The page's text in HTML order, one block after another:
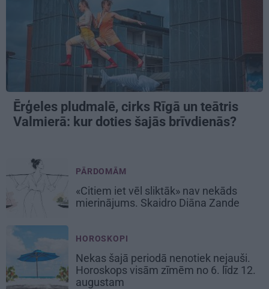
Ērģeles pludmalē, cirks Rīgā un teātris
Valmierā: kur doties šajās brīvdienās?
PĀRDOMĀM
«Citiem iet vēl sliktāk» nav nekāds
mierinājums. Skaidro Diāna Zande
HOROSKOPI
Nekas šajā periodā nenotiek nejauši.
Horoskops visām zīmēm no 6. līdz 12.
augustam